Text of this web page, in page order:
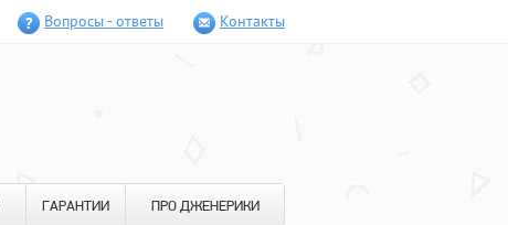
Вопросы - ответы Контакты
ГАРАНТИИ ПРО ДЖЕНЕРИКИ